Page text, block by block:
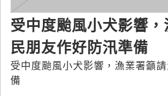
受中度颱風小犬影響
民朋友作好防汛準備
受中度颱風小犬影響，漁業署籲
備